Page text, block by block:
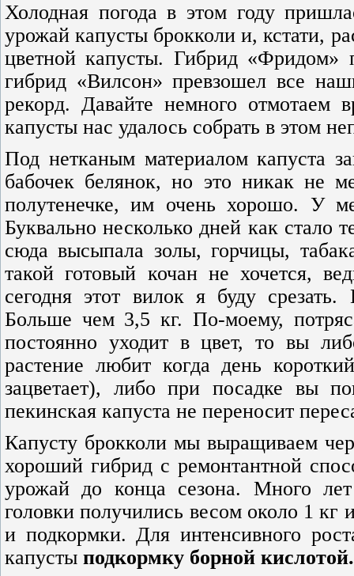
Холодная погода в этом году
урожай капусты брокколи и, кстати,
цветной капусты. Гибрид «Фридом»
гибрид «Вилсон» превзошел все
рекорд. Давайте немного
капусты нас удалось собрать в этом
Под нетканым материалом капуста
бабочек белянок, но это никак не
полутенечке, им очень хорошо. У
Буквально несколько дней как стало
сюда высыпала золы, горчицы,
такой готовый кочан не хочется,
сегодня этот вилок я буду
Больше чем 3,5 кг. По-моему,
постоянно уходит в цвет, то вы
растение любит когда день
зацветает), либо при посадке вы
пекинская капуста не переносит
Капусту брокколи мы выращиваем
хороший гибрид с ремонтантной
урожай до конца сезона. Много
головки получились весом около 1
и подкормки. Для интенсивного
капусты подкормку борной кислотой.